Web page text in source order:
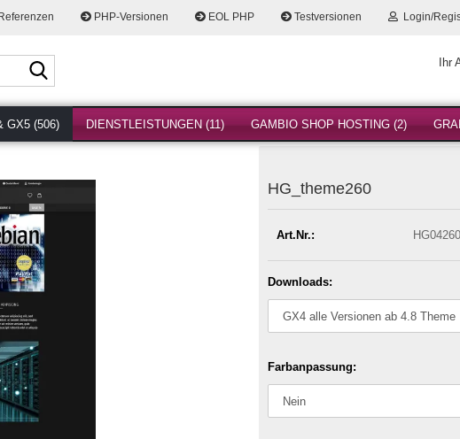
Referenzen PHP-Versionen EOL PHP Testversionen Login/
Ihr
GX5 (506) DIENSTLEISTUNGEN (11) GAMBIO SHOP HOSTING (2)
HG_theme260
Art.Nr.: HG04260
Downloads:
Farbanpassung: